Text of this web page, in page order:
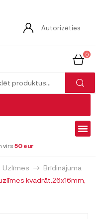
Autorizēties
0
virs 50 eur
Uzlīmes
Brīdinājuma
kvadrāt.26x16mm,